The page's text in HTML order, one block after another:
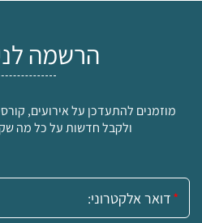
הרשמה
מוזמנים להתעדכן על אירועים,
ולקבל חדשות על כל מה
אימייל: